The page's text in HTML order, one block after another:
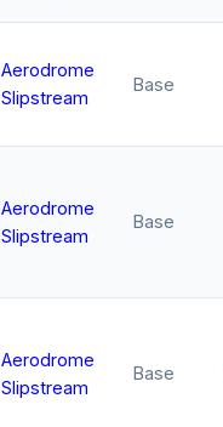
Aerodrome
Slipstream
Base
Aerodrome
Slipstream
Base
Aerodrome
Slipstream
Base